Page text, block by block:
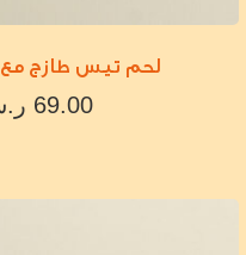
لحم تيس طازج مع
69.00